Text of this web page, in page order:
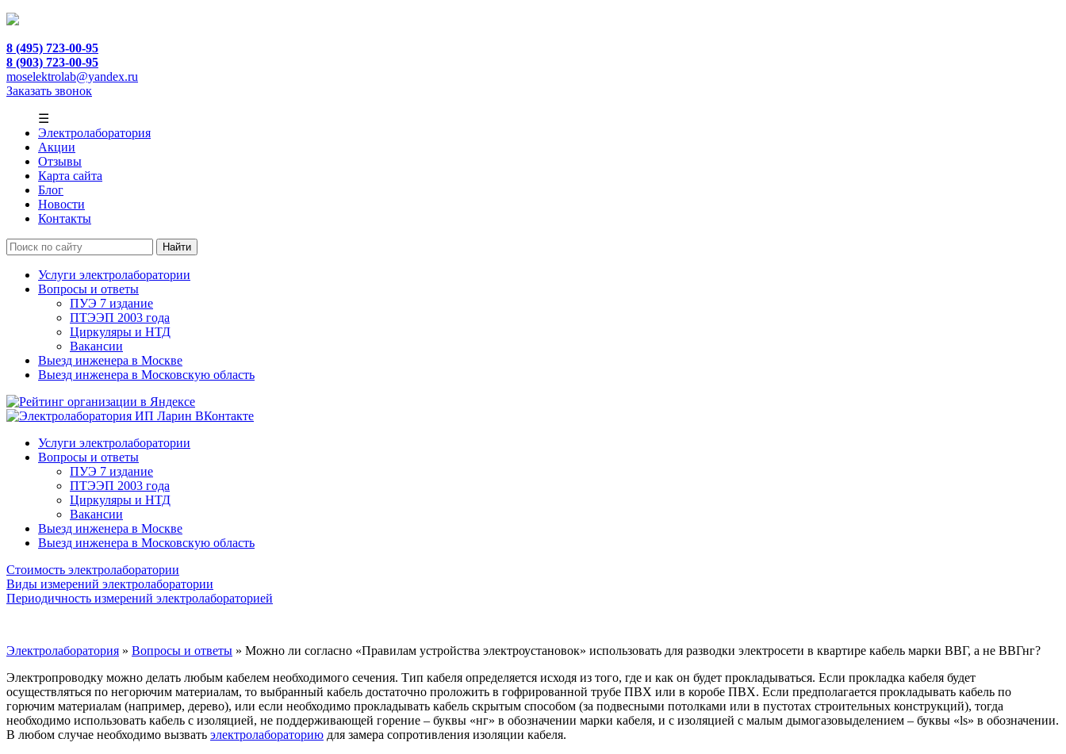
8 (495) 723-00-95
8 (903) 723-00-95
moselektrolab@yandex.ru
Заказать звонок
☰
Электролаборатория
Акции
Отзывы
Карта сайта
Блог
Новости
Контакты
Услуги электролаборатории
Вопросы и ответы
ПУЭ 7 издание
ПТЭЭП 2003 года
Циркуляры и НТД
Вакансии
Выезд инженера в Москве
Выезд инженера в Московскую область
Услуги электролаборатории
Вопросы и ответы
ПУЭ 7 издание
ПТЭЭП 2003 года
Циркуляры и НТД
Вакансии
Выезд инженера в Москве
Выезд инженера в Московскую область
Стоимость электролаборатории
Виды измерений электролаборатории
Периодичность измерений электролабораторией
Электролаборатория » Вопросы и ответы » Можно ли согласно «Правилам устройства электроустановок» использовать для разводки электросети в квартире кабель марки ВВГ, а не ВВГнг?
Электропроводку можно делать любым кабелем необходимого сечения. Тип кабеля определяется исходя из того, где и как он будет прокладываться. Если прокладка кабеля будет
осуществляться по негорючим материалам, то выбранный кабель достаточно проложить в гофрированной трубе ПВХ или в коробе ПВХ. Если предполагается прокладывать кабель по
горючим материалам (например, дерево), или если необходимо прокладывать кабель скрытым способом (за подвесными потолками или в пустотах строительных конструкций), тогда
необходимо использовать кабель с изоляцией, не поддерживающей горение – буквы «нг» в обозначении марки кабеля, и с изоляцией с малым дымогазовыделением – буквы «ls» в обозначении.
В любом случае необходимо вызвать электролабораторию для замера сопротивления изоляции кабеля.